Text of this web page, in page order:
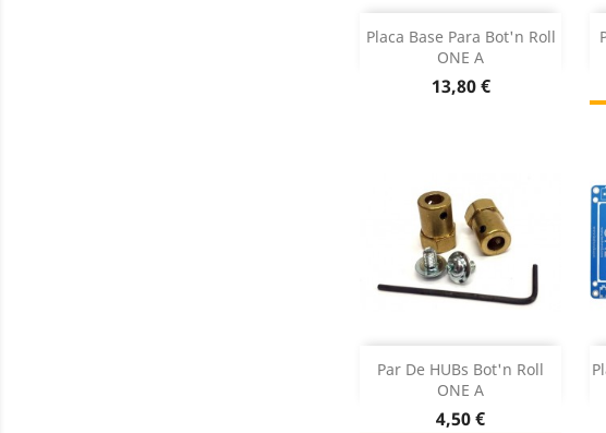
Placa Base Para Bot'n Roll
ONE A
Preço
13,80 €
Adicionar 
Dados do produto
Par De HUBs Bot'n Roll
ONE A
Preço
4,50 €
Adicionar 
Sem stock